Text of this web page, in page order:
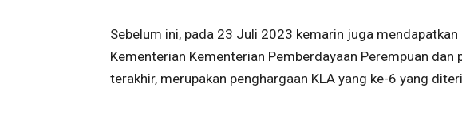
Sebelum ini, pada 23 Juli 2023 kemarin juga
Kementerian Kementerian Pemberdayaan Perempuan dan
terakhir, merupakan penghargaan KLA yang ke-6 yang